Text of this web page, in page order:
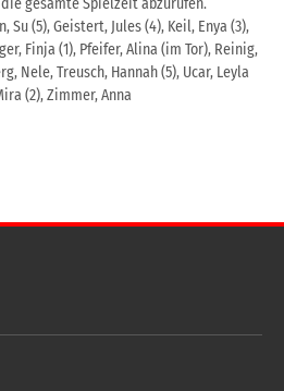
Su (5), Geistert, Jules (4), Keil, Enya (3),
Finja (1), Pfeifer, Alina (im Tor), Reinig,
Nele, Treusch, Hannah (5), Ucar, Leyla
(2), Zimmer, Anna